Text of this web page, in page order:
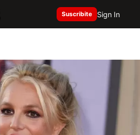
Suscribite Sign In